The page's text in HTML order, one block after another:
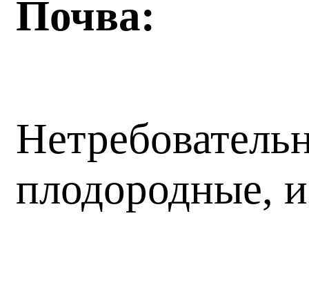
Почва:
плодородные,